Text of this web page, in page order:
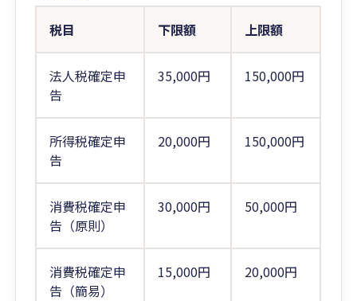
税目 下限額 上限額
法人税確定申
告
35,000円 150,000円
所得税確定申
告
20,000円 150,000円
消費税確定申
告（原則）
30,000円 50,000円
消費税確定申
告（簡易）
15,000円 20,000円